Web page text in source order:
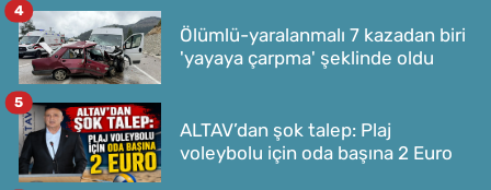
Ölümlü-yaralanmalı 7 kazadan biri
'yayaya çarpma' şeklinde oldu
4
ALTAV’dan şok talep: Plaj
voleybolu için oda başına 2 Euro
5